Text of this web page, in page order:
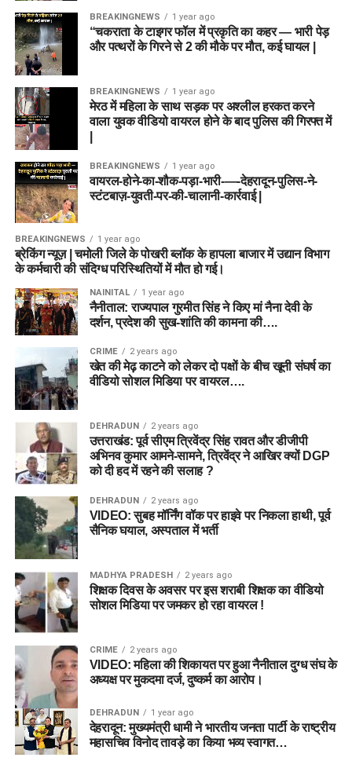
BREAKINGNEWS 1 year ago
“चकराता के टाइगर फॉल में प्रकृति का कहर — भारी पेड़
और पत्थरों के गिरने से 2 की मौके पर मौत, कई घायल |
BREAKINGNEWS 1 year ago
मेरठ में महिला के साथ सड़क पर अश्लील हरकत करने
वाला युवक वीडियो वायरल होने के बाद पुलिस की गिरफ्त में
BREAKINGNEWS 1 year ago
वायरल-होने-का-शौक-पड़ा-भारी-—-देहरादून-पुलिस-ने-
स्टंटबाज़-युवती-पर-की-चालानी-कार्रवाई |
BREAKINGNEWS 1 year ago
ब्रेकिंग न्यूज़ | चमोली जिले के पोखरी ब्लॉक के हापला बाजार में उद्यान विभाग
के कर्मचारी की संदिग्ध परिस्थितियों में मौत हो गई।
NAINITAL 1 year ago
नैनीताल: राज्यपाल गुरमीत सिंह ने किए मां नैना देवी के
दर्शन, प्रदेश की सुख-शांति की कामना की….
CRIME 2 years ago
खेत की मेढ़ काटने को लेकर दो पक्षों के बीच खूनी संघर्ष का
वीडियो सोशल मिडिया पर वायरल….
DEHRADUN 2 years ago
उत्तराखंड: पूर्व सीएम त्रिवेंद्र सिंह रावत और डीजीपी
अभिनव कुमार आमने-सामने, त्रिवेंद्र ने आखिर क्यों DGP
को दी हद में रहने की सलाह ?
DEHRADUN 2 years ago
VIDEO: सुबह मॉर्निंग वॉक पर हाइवे पर निकला हाथी, पूर्व
सैनिक घयाल, अस्पताल में भर्ती
MADHYA PRADESH 2 years ago
शिक्षक दिवस के अवसर पर इस शराबी शिक्षक का वीडियो
सोशल मिडिया पर जमकर हो रहा वायरल !
CRIME 2 years ago
VIDEO: महिला की शिकायत पर हुआ नैनीताल दुग्ध संघ के
अध्यक्ष पर मुकदमा दर्ज, दुष्कर्म का आरोप।
DEHRADUN 1 year ago
देहरादून: मुख्यमंत्री धामी ने भारतीय जनता पार्टी के राष्ट्रीय
महासचिव विनोद तावड़े का किया भव्य स्वागत…